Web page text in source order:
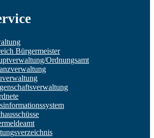
Bürgermeister
Ordnungsamt